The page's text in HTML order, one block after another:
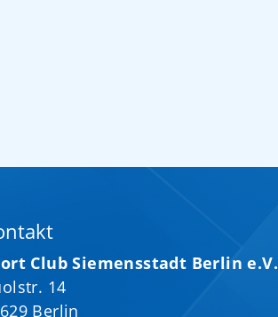
Club Siemensstadt Berlin e.V.
14
Berlin